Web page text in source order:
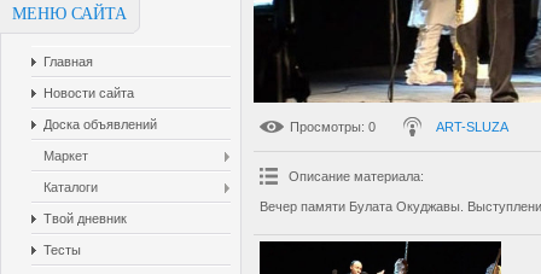
МЕНЮ САЙТА
Главная
Новости сайта
Доска объявлений
Маркет
Каталоги
Твой дневник
Тесты
Просмотры: 0 ART-SLUZA
Описание материала:
Вечер памяти Булата Окуджавы.